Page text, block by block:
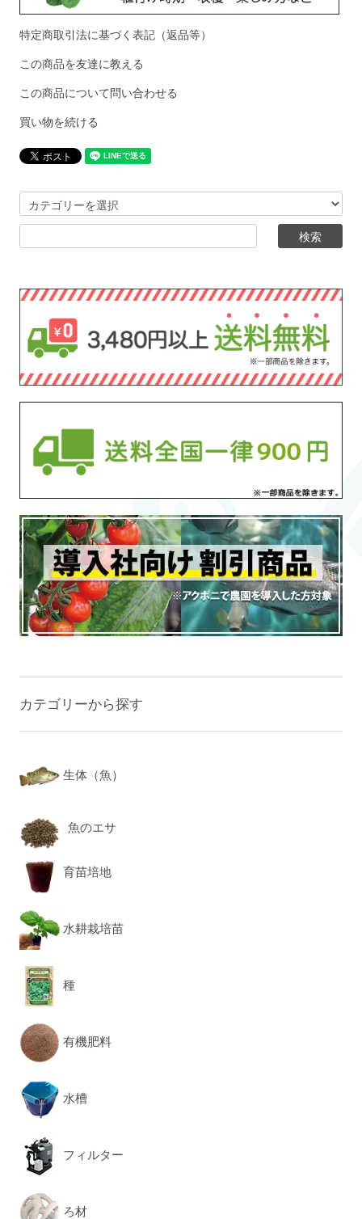
特定商取引法に基づく表記（返品等）
この商品を友達に教える
この商品について問い合わせる
買い物を続ける
カテゴリーから探す
生体（魚）
魚のエサ
育苗培地
水耕栽培苗
種
有機肥料
水槽
フィルター
ろ材